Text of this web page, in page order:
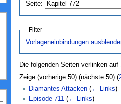
Seite:
Filter
Vorlageneinbindungen
Die folgenden Seiten verlinken auf
Zeige (vorherige 50) (nächste 50) (
Diamantes Attacken (← Links)
Episode 711 (← Links)